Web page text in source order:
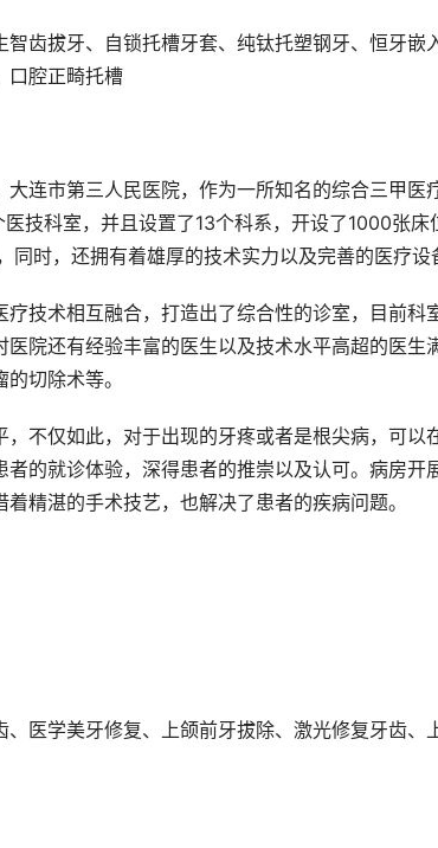
齿拔牙、自锁托槽牙套、纯钛托塑钢牙、恒牙嵌
口腔正畸托槽
连市第三人民医院，作为一所知名的综合三甲医
技科室，并且设置了13个科系，开设了1000张床
时，还拥有着雄厚的技术实力以及完善的医疗设
技术相互融合，打造出了综合性的诊室，目前科
院还有经验丰富的医生以及技术水平高超的医生
切除术等。
不仅如此，对于出现的牙疼或者是根尖病，可以
的就诊体验，深得患者的推崇以及认可。病房开
精湛的手术技艺，也解决了患者的疾病问题。
医学美牙修复、上颌前牙拔除、激光修复牙齿、